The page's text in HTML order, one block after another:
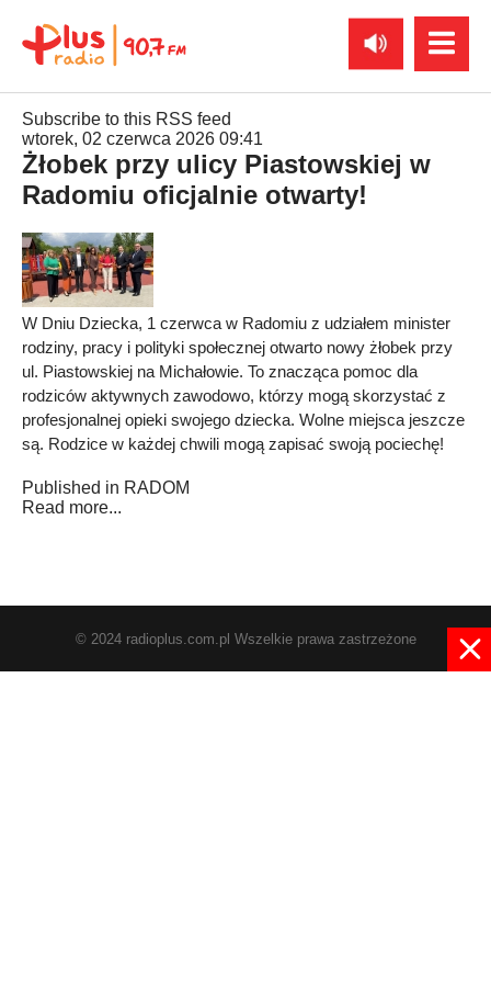
Subscribe to this RSS feed
wtorek, 02 czerwca 2026 09:41
Żłobek przy ulicy Piastowskiej w
Radomiu oficjalnie otwarty!
W Dniu Dziecka, 1 czerwca w Radomiu z udziałem minister
rodziny, pracy i polityki społecznej otwarto nowy żłobek przy
ul. Piastowskiej na Michałowie. To znacząca pomoc dla
rodziców aktywnych zawodowo, którzy mogą skorzystać z
profesjonalnej opieki swojego dziecka. Wolne miejsca jeszcze
są. Rodzice w każdej chwili mogą zapisać swoją pociechę!
Published in RADOM
Read more...
© 2024 radioplus.com.pl Wszelkie prawa zastrzeżone